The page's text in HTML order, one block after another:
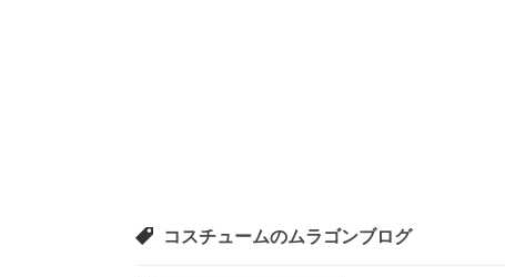
コスチュームのムラゴンブログ